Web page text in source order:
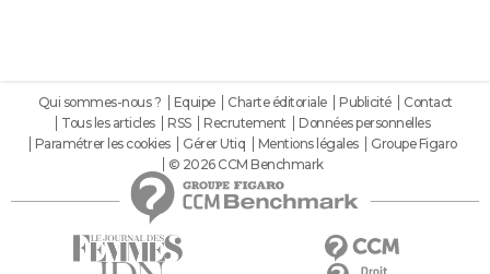
Qui sommes-nous ? Equipe Charte éditoriale Publicité
Contact
Tous les articles
RSS Recrutement
Données personnelles
Paramétrer les cookies
Gérer Utiq Mentions légales
Groupe Figaro
© 2026 CCM Benchmark